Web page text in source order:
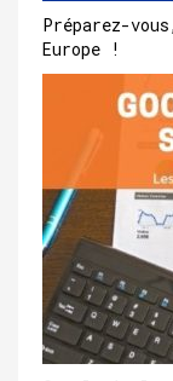
Préparez-
Europe !